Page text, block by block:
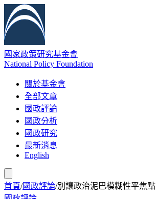
國家政策研究基金會
National Policy Foundation
關於基金會
全部文章
國政評論
國政分析
國政研究
最新消息
English
首頁/國政評論/別讓政治泥巴模糊性平焦點